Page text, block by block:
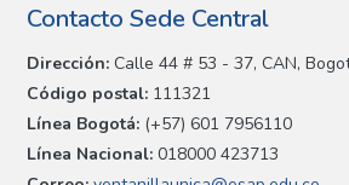
Contacto Sede Central
Dirección: Calle 44 # 53 - 37, CAN,
Código postal: 111321
Línea Bogotá: (+57) 601 7956110
Línea Nacional: 018000 423713